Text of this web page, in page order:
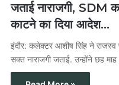
जताई नाराजगी, SDM
काटने का दिया आदेश…
इंदौर: कलेक्टर आशीष सिंह ने राजस्व
सक्त नाराजगी जताई. उन्होंने छह